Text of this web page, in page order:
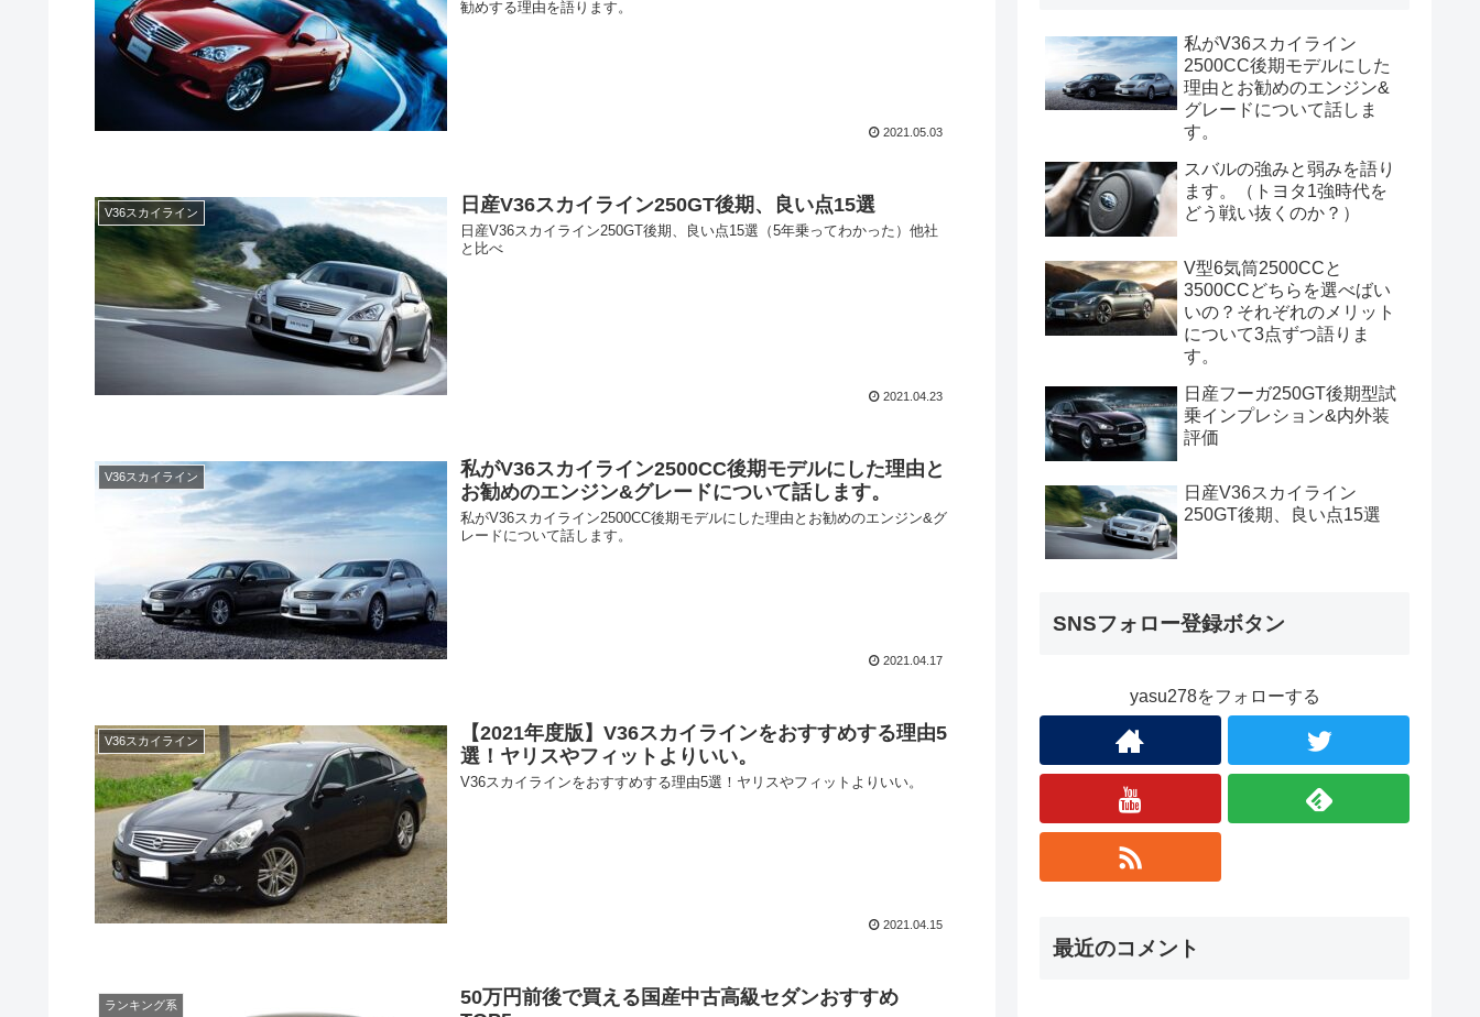
勧めする理由を語ります。
2021.05.03
V36スカイライン 日産V36スカイライン250GT後期、良い点15選
日産V36スカイライン250GT後期、良い点15選（5年乗ってわかった）他社
と比べ
2021.04.23
V36スカイライン
私がV36スカイライン2500CC後期モデルにした理由と
お勧めのエンジン&グレードについて話します。
私がV36スカイライン2500CC後期モデルにした理由とお勧めのエンジン&グ
レードについて話します。
2021.04.17
V36スカイライン
【2021年度版】V36スカイラインをおすすめする理由5
選！ヤリスやフィットよりいい。
V36スカイラインをおすすめする理由5選！ヤリスやフィットよりいい。
2021.04.15
ランキング系
50万円前後で買える国産中古高級セダンおすすめ
私がV36スカイライン
2500CC後期モデルにした
理由とお勧めのエンジン&
グレードについて話しま
す。
スバルの強みと弱みを語り
ます。（トヨタ1強時代を
どう戦い抜くのか？）
V型6気筒2500CCと
3500CCどちらを選べばい
いの？それぞれのメリット
について3点ずつ語りま
す。
日産フーガ250GT後期型試
乗インプレション&内外装
評価
日産V36スカイライン
250GT後期、良い点15選
SNSフォロー登録ボタン
yasu278をフォローする
最近のコメント